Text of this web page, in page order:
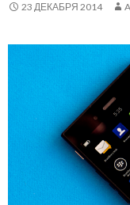
23 ДЕКАБРЯ 2014